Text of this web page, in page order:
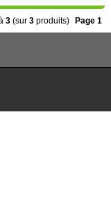
3 (sur3 produits) Page 1